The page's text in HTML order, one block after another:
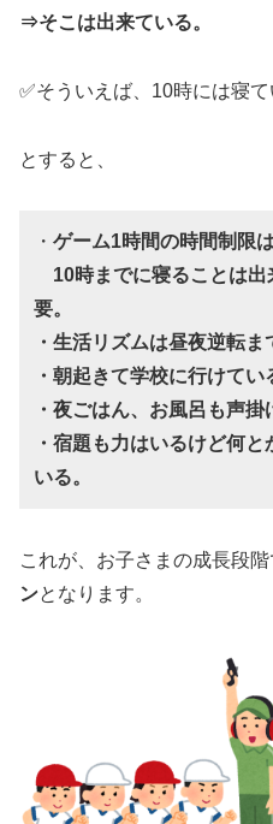
⇒そこは出来ている。
✅そういえば、10時には寝て
とすると、
・ ゲーム1時間の時間制限
10時までに寝ることは出
要。
・生活リズムは昼夜逆転ま
・朝起きて学校に行けてい
・夜ごはん、お風呂も声掛
・宿題も力はいるけど何
いる。
これが、お子さまの成長段階
ンとなります。